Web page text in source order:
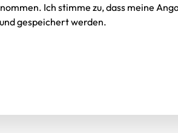
Ich stimme zu, dass meine
gespeichert werden.